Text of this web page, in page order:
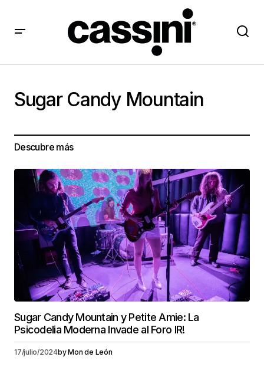
Sugar Candy Mountain
Descubre más
Sugar Candy Mountain y Petite Amie: La
Psicodelia Moderna Invade al Foro IR!
17/julio/2024byMon de León